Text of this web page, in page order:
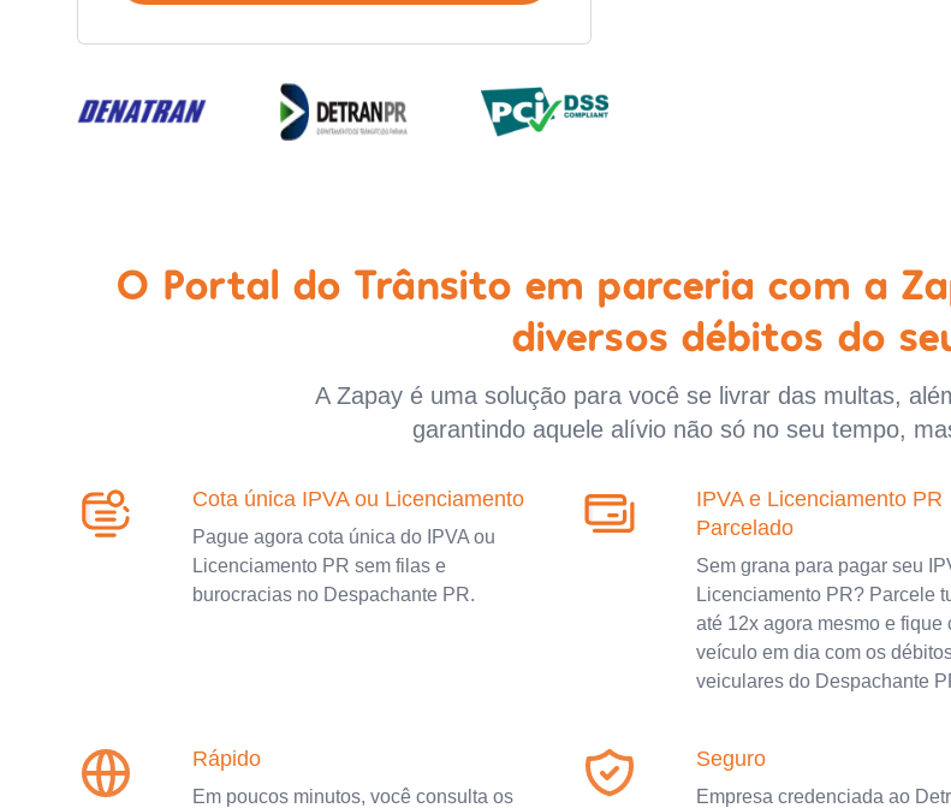
O Portal do Trânsito em parceria com a
diversos débitos do
A Zapay é uma solução para você se livrar das multas,
garantindo aquele alívio não só no seu tempo,
Cota única IPVA ou Licenciamento
Pague agora cota única do IPVA ou
Licenciamento PR sem filas e
burocracias no Despachante PR.
IPVA e Licenciamento PR
Parcelado
Sem grana para pagar seu
Licenciamento PR? Parcele
até 12x agora mesmo e fique
veículo em dia com os
veiculares do Despachante
Rápido
Em poucos minutos, você consulta os
Seguro
Empresa credenciada ao